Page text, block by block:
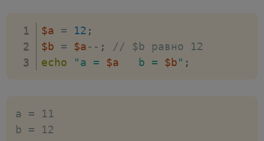
$a = 12 ;
$b
= $a-- ;
// $b равно 12
echo
"a = $a
   b =
$b" ;
a = 11